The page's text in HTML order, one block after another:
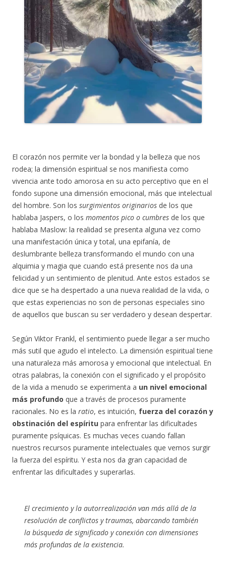
El corazón nos permite ver la bondad y la belleza que nos
rodea; la dimensión espiritual se nos manifiesta como
vivencia ante todo amorosa en su acto perceptivo que en el
fondo supone una dimensión emocional, más que intelectual
del hombre. Son los surgimientos originarios de los que
hablaba Jaspers, o los momentos pico o cumbres de los que
hablaba Maslow: la realidad se presenta alguna vez como
una manifestación única y total, una epifanía, de
deslumbrante belleza transformando el mundo con una
alquimia y magia que cuando está presente nos da una
felicidad y un sentimiento de plenitud. Ante estos estados se
dice que se ha despertado a una nueva realidad de la vida, o
que estas experiencias no son de personas especiales sino
de aquellos que buscan su ser verdadero y desean despertar.
Según Viktor Frankl, el sentimiento puede llegar a ser mucho
más sutil que agudo el intelecto. La dimensión espiritual tiene
una naturaleza más amorosa y emocional que intelectual. En
otras palabras, la conexión con el significado y el propósito
de la vida a menudo se experimenta a un nivel emocional
más profundo que a través de procesos puramente
racionales. No es la ratio, es intuición, fuerza del corazón y
obstinación del espíritu para enfrentar las dificultades
puramente psíquicas. Es muchas veces cuando fallan
nuestros recursos puramente intelectuales que vemos surgir
la fuerza del espíritu. Y esta nos da gran capacidad de
enfrentar las dificultades y superarlas.
El crecimiento y la autorrealización van más allá de la
resolución de conflictos y traumas, abarcando también
la búsqueda de significado y conexión con dimensiones
más profundas de la existencia.